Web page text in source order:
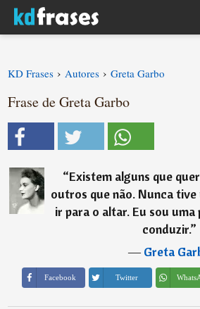
KD Frases › Autores › Greta Garbo
Frase de Greta Garbo
“Existem alguns que
outros que não. Nunca tive
ir para o altar. Eu sou
conduzir.”
―Greta
Facebook Twitter